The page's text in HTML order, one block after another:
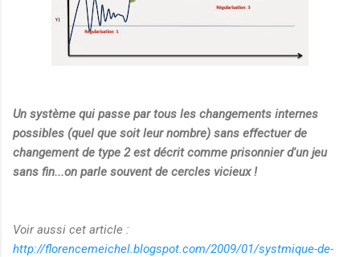
Un système qui passe par tous les changements internes
possibles (quel que soit leur nombre) sans effectuer de
changement de type 2 est décrit comme prisonnier d'un jeu
sans fin...on parle souvent de cercles vicieux !
Voir aussi cet article :
http://florencemeichel.blogspot.com/2009/01/systmique-de-